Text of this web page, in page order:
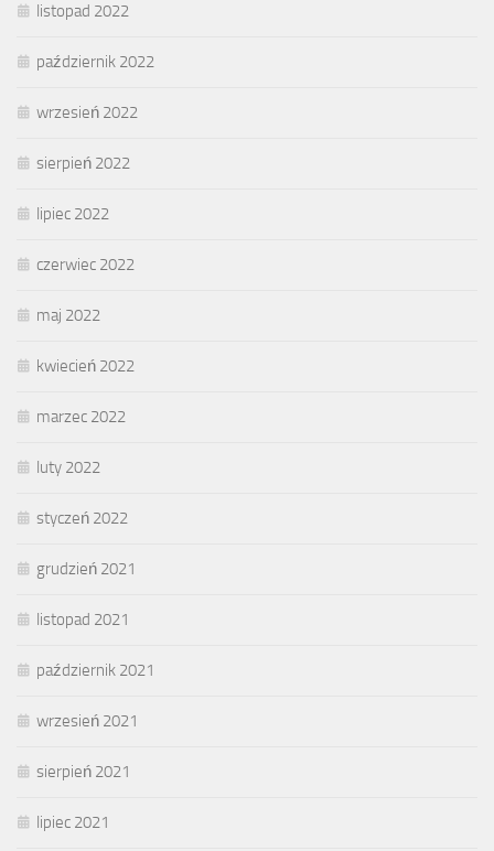
listopad 2022
październik 2022
wrzesień 2022
sierpień 2022
lipiec 2022
czerwiec 2022
maj 2022
kwiecień 2022
marzec 2022
luty 2022
styczeń 2022
grudzień 2021
listopad 2021
październik 2021
wrzesień 2021
sierpień 2021
lipiec 2021